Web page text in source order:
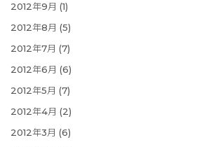
2012年9月 (1)
2012年8月 (5)
2012年7月 (7)
2012年6月 (6)
2012年5月 (7)
2012年4月 (2)
2012年3月 (6)